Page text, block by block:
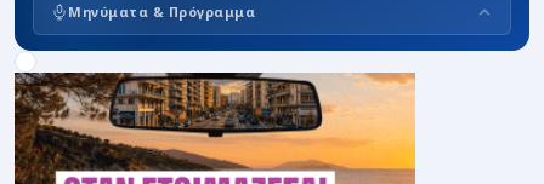
Μηνύματα & Πρόγραμμα